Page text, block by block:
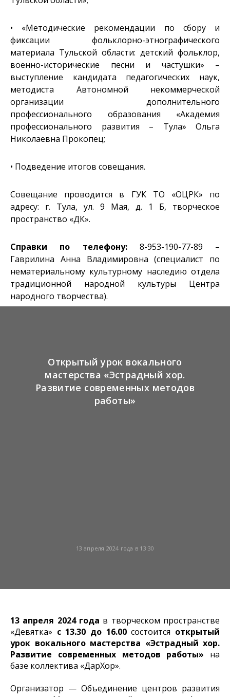
• «Методические рекомендации по сбору и
фиксации фольклорно-этнографического
материала Тульской области: детский фольклор,
военно-исторические песни и частушки» –
выступление кандидата педагогических наук,
методиста Автономной некоммерческой
организации дополнительного
профессионального образования «Академия
профессионального развития – Тула» Ольга
Николаевна Прокопец;
• Подведение итогов совещания.
Совещание проводится в ГУК ТО «ОЦРК» по
адресу: г. Тула, ул. 9 Мая, д. 1 Б, творческое
пространство «ДК».
Справки по телефону:8-953-190-77-89 –
Гаврилина Анна Владимировна (специалист по
нематериальному культурному наследию отдела
традиционной народной культуры Центра
народного творчества).
13 апреля 2024 года в 13:30
Открытый урок вокального
мастерства «Эстрадный хор.
Развитие современных методов
работы»
13 апреля 2024 года в творческом пространстве
«Девятка» с 13.30 до 16.00состоится открытый
урок вокального мастерства «Эстрадный хор.
Развитие современных методов работы» на
базе коллектива «ДарХор».
Организатор — Объединение центров развития